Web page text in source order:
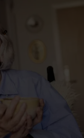
er
thriller
bor i Valby
mand,